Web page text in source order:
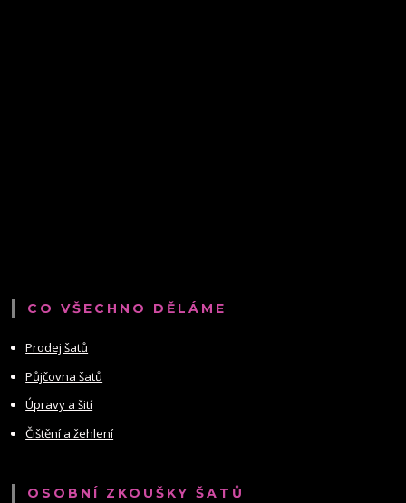
CO VŠECHNO DĚLÁME
Prodej šatů
Půjčovna šatů
Úpravy a šití
Čištění a žehlení
OSOBNÍ ZKOUŠKY ŠATŮ